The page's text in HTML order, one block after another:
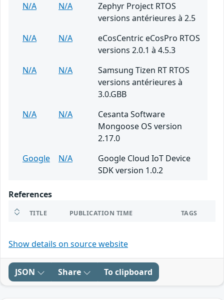
N/A
N/A
Zephyr Project RTOS
versions antérieures à 2.5
N/A
N/A
eCosCentric eCosPro RTOS
versions 2.0.1 à 4.5.3
N/A
N/A
Samsung Tizen RT RTOS
versions antérieures à
3.0.GBB
N/A
N/A
Cesanta Software
Mongoose OS version
2.17.0
Google
N/A
Google Cloud IoT Device
SDK version 1.0.2
References
TITLE PUBLICATION TIME TAGS
Show details on source website
JSON Share To clipboard